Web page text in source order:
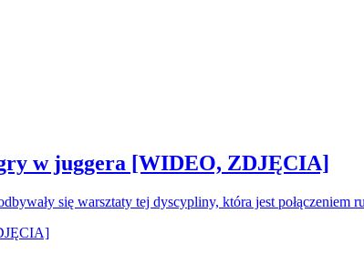
w juggera [WIDEO, ZDJĘCIA]
się warsztaty tej dyscypliny, która jest połączeniem